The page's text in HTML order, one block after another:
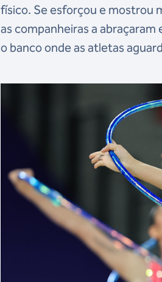
físico. Se esforçou e mostrou
as companheiras a
o banco onde as atletas